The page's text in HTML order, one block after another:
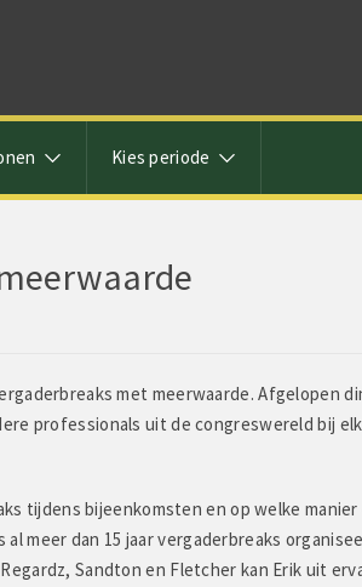
Kies periode
met meerwaarde. Afgelopen
professionals uit de congreswereld bij
tijdens bijeenkomsten en op welke
meer dan 15 jaar vergaderbreaks
Sandton en Fletcher kan Erik uit
Rene zegt:
"Super"